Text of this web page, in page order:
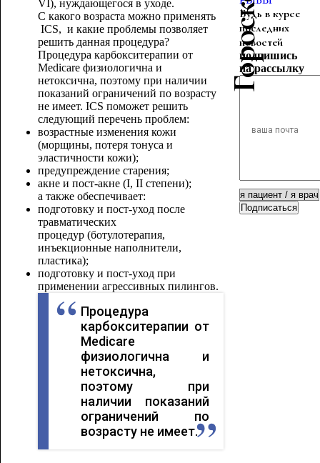
VI), нуждающегося в уходе.
С какого возраста можно применять
ICS, и какие проблемы позволяет
решить данная процедура?
Процедура карбокситерапии от
Medicare физиологична и
нетоксична, поэтому при наличии
показаний ограничений по возрасту
не имеет. ICS поможет решить
следующий перечень проблем:
возрастные изменения кожи
(морщины, потеря тонуса и
эластичности кожи);
предупреждение старения;
акне и пост-акне (I, II степени);
а также обеспечивает:
подготовку и пост-уход после
травматических
процедур (ботулотерапия,
инъекционные наполнители,
пластика);
подготовку и пост-уход при
применении агрессивных пилингов.
Процедура
карбокситерапии от
Medicare
физиологична и
нетоксична,
поэтому при
наличии показаний
ограничений по
возрасту не имеет.
Будь в курсе
последних
новостей
подпишись
на рассылку
Подписаться